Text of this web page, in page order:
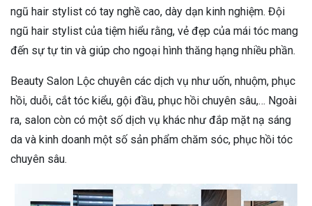
ngũ hair stylist có tay nghề cao, dày dạn kinh nghiệm. Đội
ngũ hair stylist của tiệm hiểu rằng, vẻ đẹp của mái tóc mang
đến sự tự tin và giúp cho ngoại hình thăng hạng nhiều phần.
Beauty Salon Lộc chuyên các dịch vụ như uốn, nhuộm, phục
hồi, duỗi, cắt tóc kiểu, gội đầu, phục hồi chuyên sâu,… Ngoài
ra, salon còn có một số dịch vụ khác như đắp mặt nạ sáng
da và kinh doanh một số sản phẩm chăm sóc, phục hồi tóc
chuyên sâu.